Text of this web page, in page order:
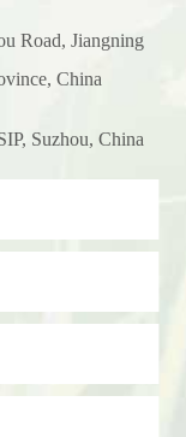
Road, Jiangning
China
Suzhou, China